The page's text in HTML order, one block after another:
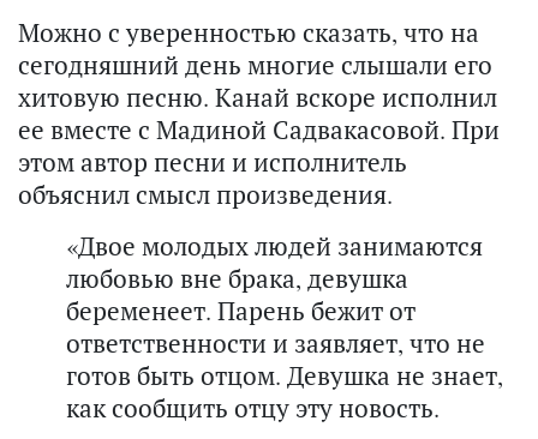
Можно с уверенностью сказать, что на
сегодняшний день многие слышали его
хитовую песню. Канай вскоре исполнил
ее вместе с Мадиной Садвакасовой. При
этом автор песни и исполнитель
объяснил смысл произведения.
«Двое молодых людей занимаются
любовью вне брака, девушка
беременеет. Парень бежит от
ответственности и заявляет, что не
готов быть отцом. Девушка не знает,
как сообщить отцу эту новость.